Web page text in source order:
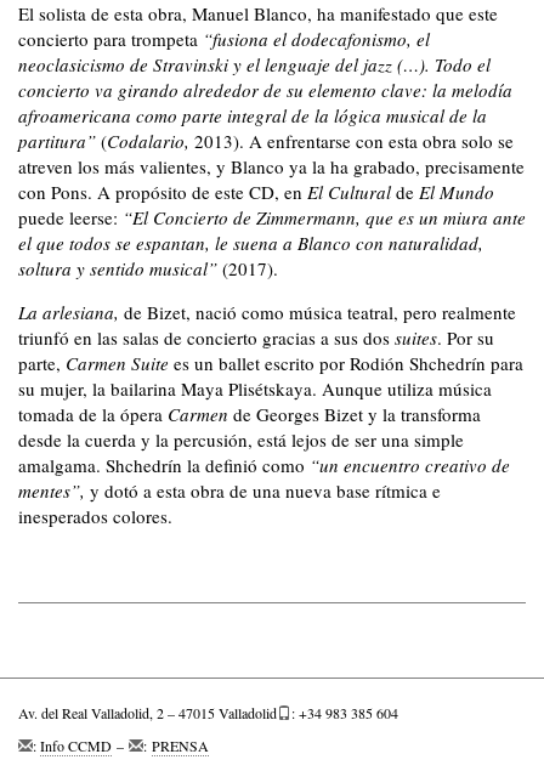
El solista de esta obra, Manuel Blanco, ha manifestado que este
concierto para trompeta “fusiona el dodecafonismo, el
neoclasicismo de Stravinski y el lenguaje del jazz (…). Todo el
concierto va girando alrededor de su elemento clave: la melodía
afroamericana como parte integral de la lógica musical de la
partitura” (Codalario, 2013). A enfrentarse con esta obra solo se
atreven los más valientes, y Blanco ya la ha grabado, precisamente
con Pons. A propósito de este CD, en El Cultural de El Mundo
puede leerse: “El Concierto de Zimmermann, que es un miura ante
el que todos se espantan, le suena a Blanco con naturalidad,
soltura y sentido musical” (2017).
La arlesiana, de Bizet, nació como música teatral, pero realmente
triunfó en las salas de concierto gracias a sus dos suites. Por su
parte, Carmen Suite es un ballet escrito por Rodión Shchedrín para
su mujer, la bailarina Maya Plisétskaya. Aunque utiliza música
tomada de la ópera Carmen de Georges Bizet y la transforma
desde la cuerda y la percusión, está lejos de ser una simple
amalgama. Shchedrín la definió como “un encuentro creativo de
mentes”, y dotó a esta obra de una nueva base rítmica e
inesperados colores.
Av. del Real Valladolid, 2 – 47015 Valladolid
: +34 983 385 604
:Info CCMD – : PRENSA